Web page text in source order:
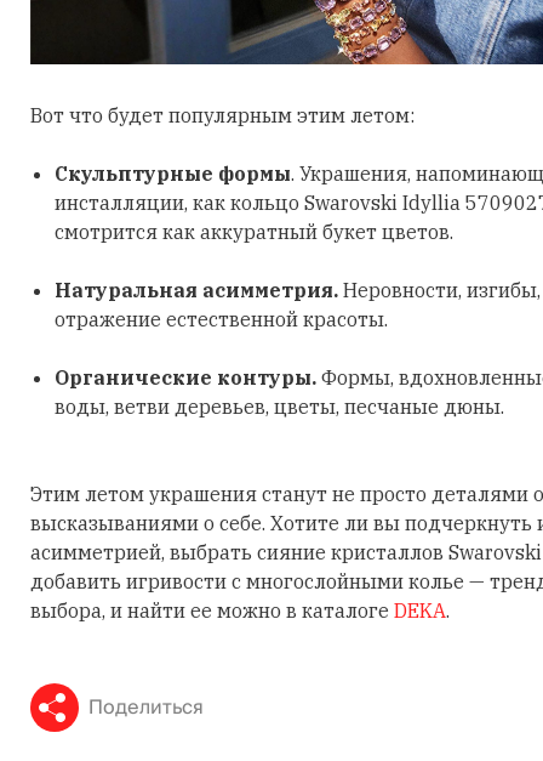
Вот что будет популярным этим летом:
Скульптурные формы. Украшения,
инсталляции, как кольцо Swarovski Idyllia
смотрится как аккуратный букет цветов.
Натуральная асимметрия. Неровности,
отражение естественной красоты.
Органические контуры. Формы,
воды, ветви деревьев, цветы, песчаные дюны.
Этим летом украшения станут не просто деталями
высказываниями о себе. Хотите ли вы подчеркнуть
асимметрией, выбрать сияние кристаллов
добавить игривости с многослойными колье —
выбора, и найти ее можно в каталоге DEKA.
Поделиться